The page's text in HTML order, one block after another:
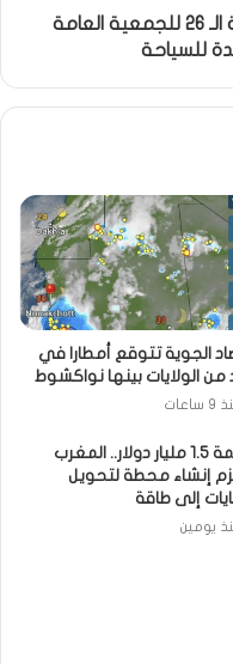
موريتانيا تشارك في أعمال الدورة الـ 26 للجمعية العامة
للسياحة
الجوية تتوقع أمطارا في
من الولايات بينها نواكشوط
بقيمة 1.5 مليار دولار.. المغرب
إنشاء محطة لتحويل
إلى طاقة
يومين